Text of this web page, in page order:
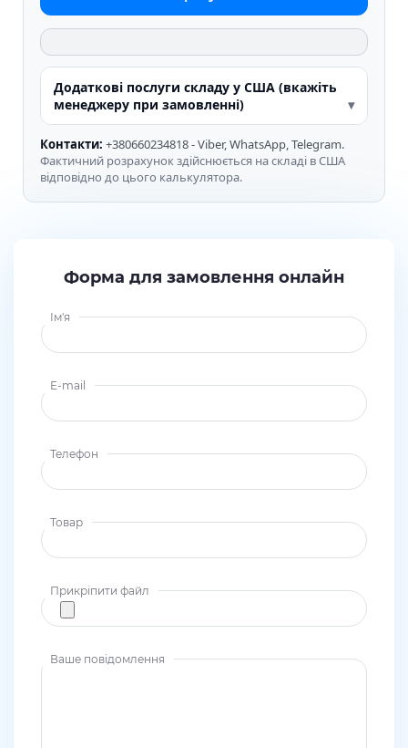
Додаткові послуги складу у США (вкажіть
менеджеру при замовленні)
Контакти: +380660234818 - Viber, WhatsApp, Telegram.
Фактичний розрахунок здійснюється на складі в США
відповідно до цього калькулятора.
Форма для замовлення онлайн
Ім'я
E-mail
Телефон
Товар
Прикріпити файл
Ваше повідомлення